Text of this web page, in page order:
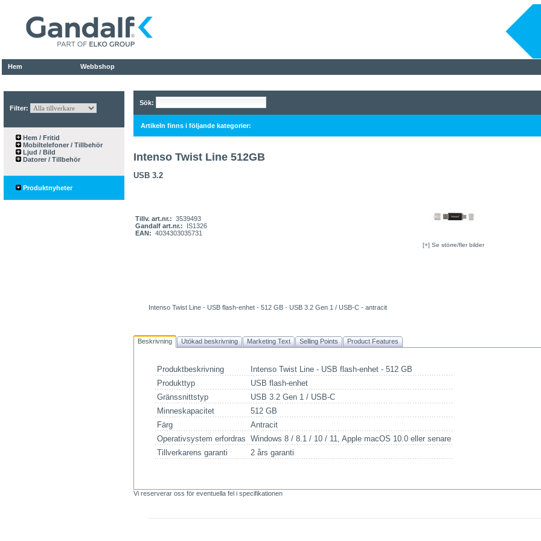
Hem Webbshop
Filter:
Hem / Fritid
Mobiltelefoner / Tillbehör
Ljud / Bild
Datorer / Tillbehör
Produktnyheter
Sök:
Artikeln finns i följande kategorier:
Intenso Twist Line 512GB
USB 3.2
Tillv. art.nr.: 3539493
Gandalf art.nr.:
IS1326
EAN: 4034303035731
[+] Se större/fler bilder
Intenso Twist Line - USB flash-enhet - 512 GB - USB 3.2 Gen 1 / USB-C - antracit
Beskrivning Utökad beskrivning Marketing Text Selling Points Product Features
Produktbeskrivning
Intenso Twist Line - USB flash-enhet - 512 GB
Produkttyp
USB flash-enhet
Gränssnittstyp
USB 3.2 Gen 1 / USB-C
Minneskapacitet
512 GB
Färg
Antracit
Operativsystem erfordras Windows 8 / 8.1 / 10 / 11, Apple macOS 10.0 eller senare
Tillverkarens garanti
2 års garanti
Vi reserverar oss för eventuella fel i specifikationen